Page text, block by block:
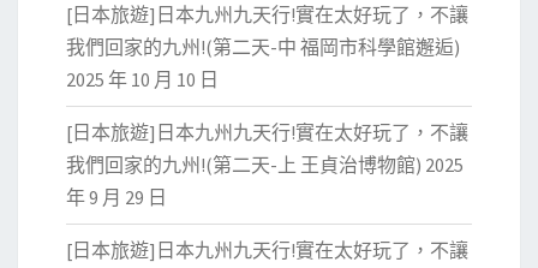
[日本旅遊]日本九州九天行!實在太好玩了，不讓
我們回家的九州!(第二天-中 福岡市科學館邂逅)
2025 年 10 月 10 日
[日本旅遊]日本九州九天行!實在太好玩了，不讓
我們回家的九州!(第二天-上 王貞治博物館) 2025
年 9 月 29 日
[日本旅遊]日本九州九天行!實在太好玩了，不讓